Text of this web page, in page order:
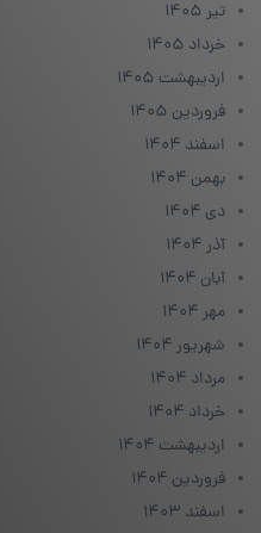
تیر ۱۴۰۵
خرداد ۱۴۰۵
اردیبهشت ۱۴۰۵
فروردین ۱۴۰۵
اسفند ۱۴۰۴
بهمن ۱۴۰۴
دی ۱۴۰۴
آذر ۱۴۰۴
آبان ۱۴۰۴
مهر ۱۴۰۴
شهریور ۱۴۰۴
مرداد ۱۴۰۴
خرداد ۱۴۰۴
اردیبهشت ۱۴۰۴
فروردین ۱۴۰۴
اسفند ۱۴۰۳